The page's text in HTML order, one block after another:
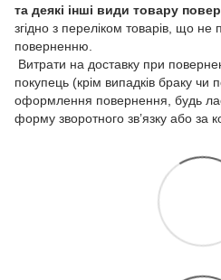
та деякі інші види товару
згідно з переліком товарів, що не
поверненню.
Витрати на доставку при
покупець (крім випадків браку
оформлення повернення, будь
форму зворотного зв’язку або за